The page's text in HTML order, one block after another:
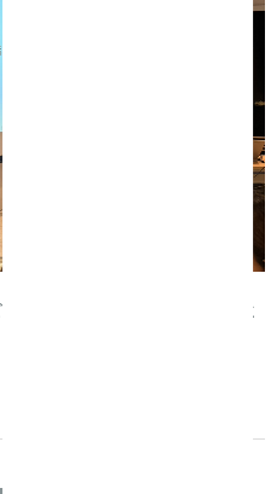
かでお会いできるのを楽しみに